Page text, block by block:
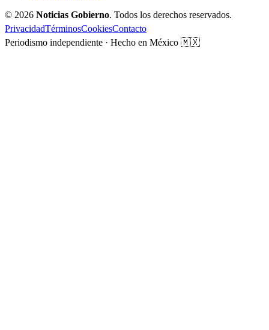
© 2026 Noticias Gobierno. Todos los derechos reservados.
PrivacidadTérminosCookiesContacto
Periodismo independiente · Hecho en México 🇲🇽